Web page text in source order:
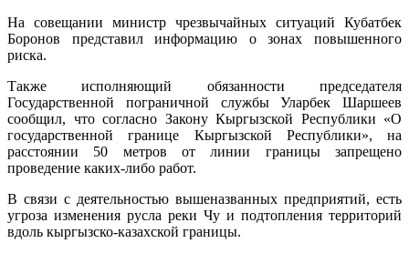
На совещании министр чрезвычайных ситуаций Кубатбек
Боронов представил информацию о зонах повышенного
риска.
Также исполняющий обязанности председателя
Государственной пограничной службы Уларбек Шаршеев
сообщил, что согласно Закону Кыргызской Республики «О
государственной границе Кыргызской Республики», на
расстоянии 50 метров от линии границы запрещено
проведение каких-либо работ.
В связи с деятельностью вышеназванных предприятий, есть
угроза изменения русла реки Чу и подтопления территорий
вдоль кыргызско-казахской границы.